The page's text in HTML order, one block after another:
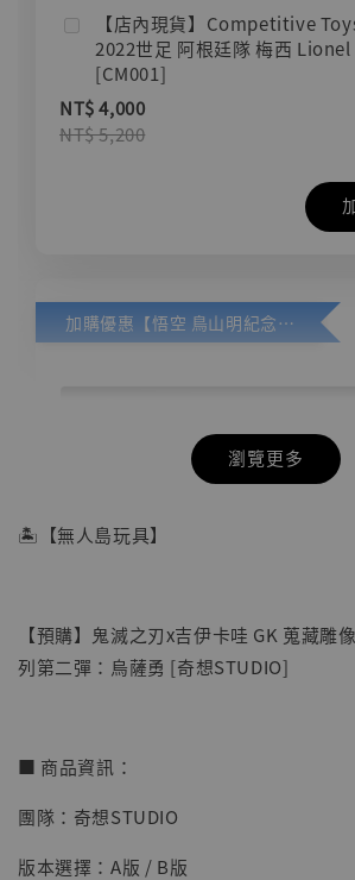
【店內現貨】Competitive
2022世足 阿根廷隊 梅西 Lionel
[CM001]
NT$ 4,000
NT$ 5,200
加購優惠【悟空 鳥山明紀念款 [奇蹟工作室]】
【店內現貨】七龍珠 系列蒐藏
明紀念款 [奇蹟工作室]
瀏覽更多
🏝【無人島玩具】
【預購】鬼滅之刃x吉伊卡哇 GK 蒐藏雕
列第二彈：烏薩勇 [奇想STUDIO]
■ 商品資訊：
團隊：奇想STUDIO
版本選擇：A版 / B版